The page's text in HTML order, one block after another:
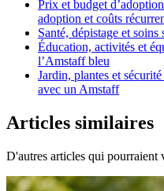
Prix et budget
adoption et coûts
Santé, dépistage et
Éducation, activités et
l’Amstaff bleu
Jardin, plantes et
avec un Amstaff
Articles similaires
D'autres articles qui pourraient